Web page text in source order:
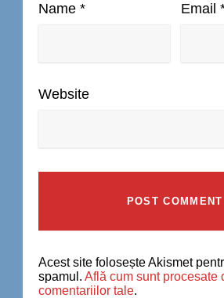
Name * Email
Website
Acest site folosește Akismet
spamul. Află cum sunt procesate
comentariilor tale.